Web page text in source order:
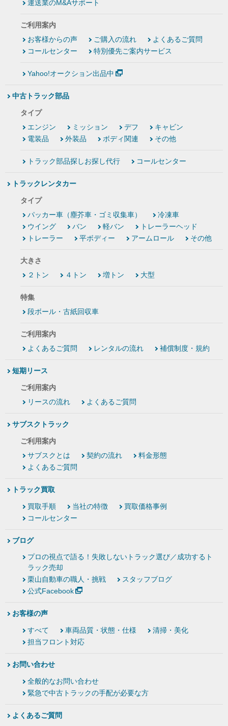
運送業のM&Aサポート
ご利用案内
お客様からの声
ご購入の流れ
よくあるご質問
コールセンター
特別優先ご案内サービス
Yahoo!オークション出品中
中古トラック部品
タイプ
エンジン
ミッション デフ
キャビン
電装品
外装品 ボディ関連 その他
トラック部品探しお探し代行 コールセンター
トラックレンタカー
タイプ
パッカー車（塵芥車・ゴミ収集車）
冷凍車
ウイング
バン 軽バン
トレーラーヘッド
トレーラー
平ボディー アームロール その他
大きさ
２トン
４トン 増トン 大型
特集
段ボール・古紙回収車
ご利用案内
よくあるご質問
レンタルの流れ 補償制度・規約
短期リース
ご利用案内
リースの流れ
よくあるご質問
サブスクトラック
ご利用案内
サブスクとは
契約の流れ
料金形態
よくあるご質問
トラック買取
買取手順 当社の特徴
買取価格事例
コールセンター
ブログ
プロの視点で語る！失敗しないトラック選び／成功するト
ラック売却
栗山自動車の職人・挑戦
スタッフブログ
公式Facebook
お客様の声
すべて 車両品質・状態・仕様
清掃・美化
担当フロント対応
お問い合わせ
全般的なお問い合わせ
緊急で中古トラックの手配が必要な方
よくあるご質問